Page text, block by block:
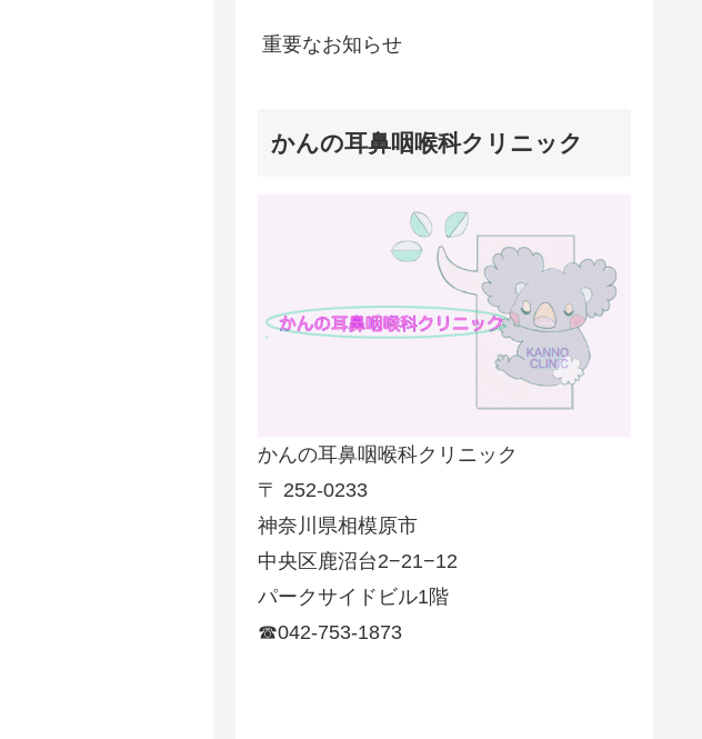
重要なお知らせ
かんの耳鼻咽喉科クリニック
かんの耳鼻咽喉科クリニック
〒 252-0233
神奈川県相模原市
中央区鹿沼台2−21−12
パークサイドビル1階
☎042-753-1873